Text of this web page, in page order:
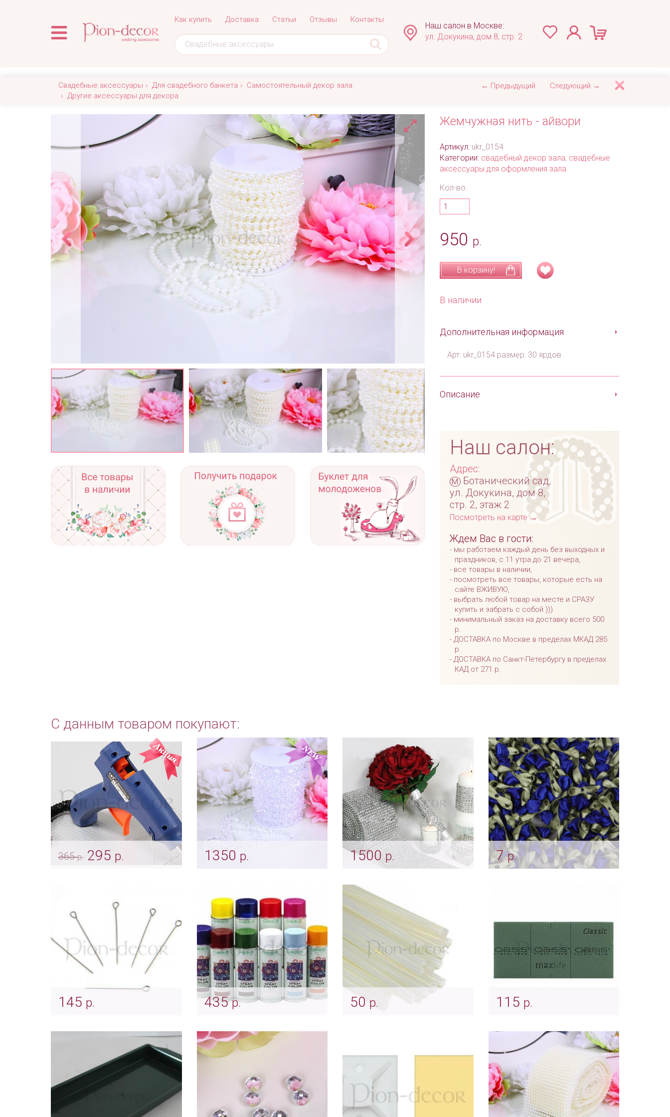
Как купить Доставка Статьи Отзывы Контакты
Наш салон в Москве:
ул. Докукина, дом 8, стр. 2
Свадебные аксессуары Для свадебного банкета
Самостоятельный декор зала
Другие аксессуары для декора
← Предыдущий Следующий →
Жемчужная нить - айвори
Артикул: ukr_0154
Категории: свадебный декор зала, свадебные
аксессуары для оформления зала
Кол-во:
950 р.
В корзину!
В наличии
Дополнительная информация
Арт: ukr_0154 размер: 30 ярдов
Описание
Наш салон:
Адрес:
м Ботанический сад,
ул. Докукина, дом 8,
стр. 2, этаж 2
Посмотреть на карте →
Ждем Вас в гости:
мы работаем каждый день без выходных и
праздников, с 11 утра до 21 вечера,
все товары в наличии,
посмотреть все товары, которые есть на
сайте ВЖИВУЮ,
выбрать любой товар на месте и СРАЗУ
купить и забрать с собой )))
минимальный заказ на доставку всего 500
р.
ДОСТАВКА по Москве в пределах МКАД 285
р.
ДОСТАВКА по Санкт-Петербургу в пределах
КАД от 271 р.
С данным товаром покупают:
365р. 295 р. 1350 р. 1500р.
декора
Арт: ukr_0030
7р.
145 р.
Арт: ukr_0067
435р.
Арт: ukr_0068
50 р. 115 р.
флористическая пена)
Арт: ukr_0099